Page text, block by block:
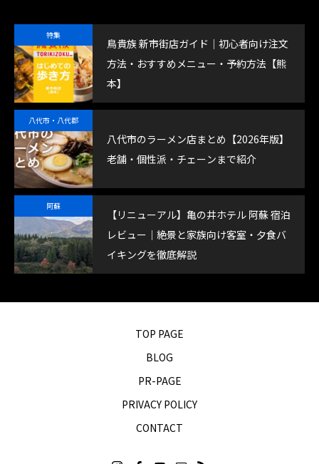
特集
鳥貴族 新市街店ガイド｜初心者向け注文
方法・おすすめメニュー・予約方法【熊
本】
八代市・八代郡
八代市のラーメン店まとめ【2026年版】
老舗・個性派・チェーンまで紹介
阿蘇
【リニューアル】亀の井ホテル 阿蘇 宿泊
レビュー｜絶景と家族向け客室・夕食バ
イキングを徹底解説
TOP PAGE
BLOG
PR-PAGE
PRIVACY POLICY
CONTACT